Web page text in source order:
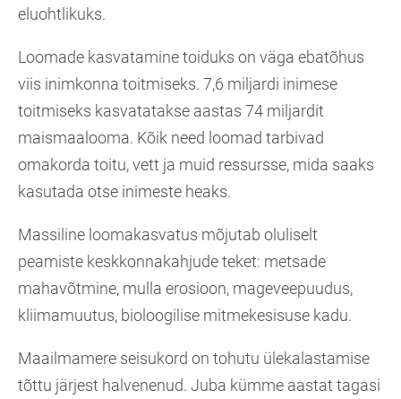
eluohtlikuks.
Loomade kasvatamine toiduks on väga ebatõhus
viis inimkonna toitmiseks. 7,6 miljardi inimese
toitmiseks kasvatatakse aastas 74 miljardit
maismaalooma. Kõik need loomad tarbivad
omakorda toitu, vett ja muid ressursse, mida saaks
kasutada otse inimeste heaks.
Massiline loomakasvatus mõjutab oluliselt
peamiste keskkonnakahjude teket: metsade
mahavõtmine, mulla erosioon, mageveepuudus,
kliimamuutus, bioloogilise mitmekesisuse kadu.
Maailmamere seisukord on tohutu ülekalastamise
tõttu järjest halvenenud. Juba kümme aastat tagasi